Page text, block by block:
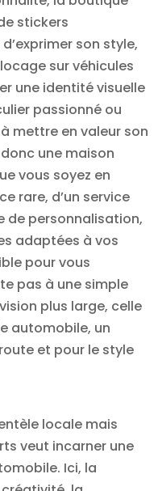
stickers
son style,
sur véhicules
une identité visuelle
passionné ou
mettre en valeur son
une maison
vous soyez en
rare, d’un service
de personnalisation,
adaptées à vos
pour vous
pas à une simple
plus large, celle
automobile, un
et pour le style
locale mais
veut incarner une
Ici, la